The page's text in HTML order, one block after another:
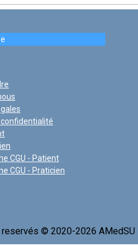
CGU - Patient
CGU - Praticien
© 2020-2026 AMedSU